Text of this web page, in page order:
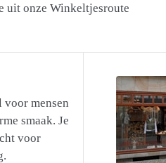
uit onze Winkeltjesroute
mensen
smaak. Je
voor